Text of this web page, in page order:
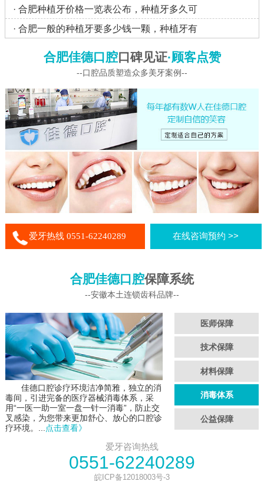
· 合肥种植牙价格一览表公布，种植牙多久可
· 合肥一般的种植牙要多少钱一颗，种植牙有
合肥佳德口腔口碑见证·顾客点赞
--口腔品质塑造众多美牙案例--
爱牙热线 0551-62240289 在线咨询预约 >>
合肥佳德口腔保障系统
--安徽本土连锁齿科品牌--
医师保障
技术保障
材料保障
消毒体系
公益保障
佳德口腔诊疗环境洁净简雅，独立的消
毒间，引进完备的医疗器械消毒体系，采
用“一医一助一室一盘一针一消毒”，防止交
叉感染，为您带来更加舒心、放心的口腔诊
疗环境。...点击查看》
爱牙咨询热线
0551-62240289
皖ICP备12018003号-3